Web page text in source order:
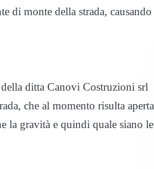
di monte della strada, causando
ditta Canovi Costruzioni srl
che al momento risulta aperta
la gravità e quindi quale siano le